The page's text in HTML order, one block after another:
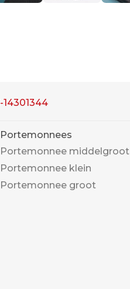
14301344
Portemonnees
Portemonnee middelgroot
Portemonnee klein
Portemonnee groot